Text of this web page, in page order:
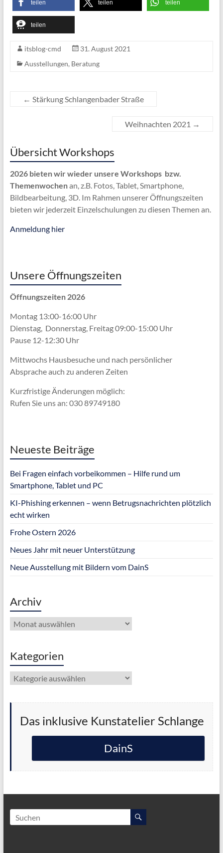
teilen teilen teilen
teilen
itsblog-cmd
31. August 2021
Ausstellungen, Beratung
← Stärkung Schlangenbader Straße
Weihnachten 2021 →
Übersicht Workshops
2026 bieten wir wieder unsere Workshops bzw.
Themenwochenan, z.B. Fotos, Tablet, Smartphone,
Bildbearbeitung, 3D. Im Rahmen unserer Öffnungszeiten
bieten wir jederzeit Einzelschulungen zu diesen Themen an.
Anmeldung hier
Unsere Öffnungszeiten
Öffnungszeiten 2026
Montag 13:00-16:00 Uhr
Dienstag, Donnerstag, Freitag 09:00-15:00 Uhr
Pause 12-12:30 Uhr
Mittwochs Hausbesuche und nach persönlicher
Abspracheauch zu anderen Zeiten
Kurzfristige Änderungen möglich:
Rufen Sie uns an: 030 89749180
Neueste Beiträge
Bei Fragen einfach vorbeikommen – Hilfe rund um
Smartphone, Tablet und PC
KI-Phishing erkennen – wenn Betrugsnachrichten plötzlich
echt wirken
Frohe Ostern 2026
Neues Jahr mit neuer Unterstützung
Neue Ausstellung mit Bildern vom DainS
Archiv
Archiv
Kategorien
Kategorien
Das inklusive Kunstatelier Schlange
DainS